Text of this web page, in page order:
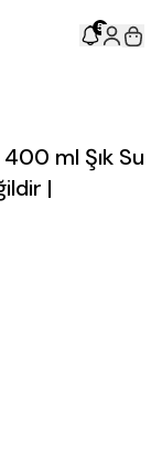
5
ml Şık Su
|